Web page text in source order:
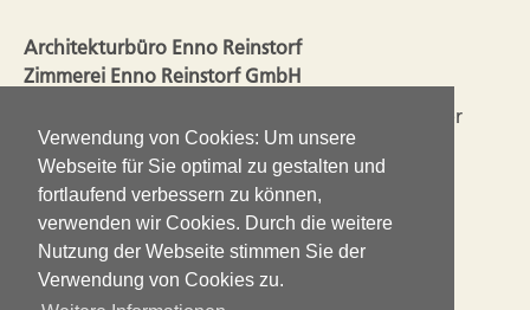
Verwendung von Cookies: Um unsere
Webseite für Sie optimal zu gestalten und
fortlaufend verbessern zu können,
verwenden wir Cookies. Durch die weitere
Nutzung der Webseite stimmen Sie der
Verwendung von Cookies zu.
Architekturbüro Enno Reinstorf
Zimmerei Enno Reinstorf GmbH
Seit 2003 liegen Planung und Ausführung in einer
Hand. So ergänzen sich die Erfahrungen aus dem
Handwerk mit den Ansprüchen einer guten
Architektur.
Impressum
Datenschutz